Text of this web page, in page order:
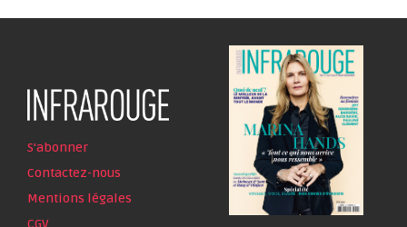
S'abonner
Contactez-nous
Mentions légales
CGV